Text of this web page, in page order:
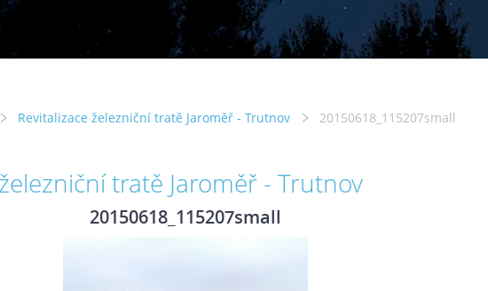
Revitalizace železniční tratě Jaroměř - Trutnov 20150618_115207small
tratě Jaroměř - Trutnov
20150618_115207small